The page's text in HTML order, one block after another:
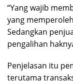
“Yang wajib
yang
Sedangkan
pengalihan
Penjelasan itu
terutama